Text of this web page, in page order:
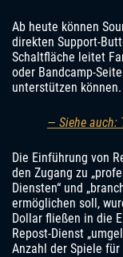
Ab heute können
direkten Support-
Schaltfläche leitet
oder Bandcamp-
unterstützen können.
— Siehe auch:
Die Einführung von
den Zugang zu
Diensten“ und
ermöglichen soll,
Dollar fließen in die
Repost-Dienst
Anzahl der Spiele